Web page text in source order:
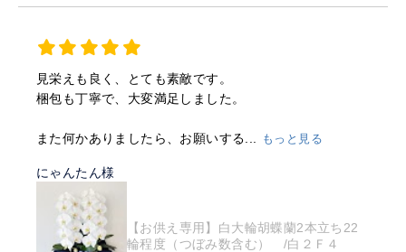
見栄えも良く、とても素敵です。
梱包も丁寧で、大変満足しました。
また何かありましたら、お願いする... もっと見る
にゃんたん様
【お供え専用】白大輪胡蝶蘭2本立ち22
輪程度（つぼみ数含む） /白２Ｆ４